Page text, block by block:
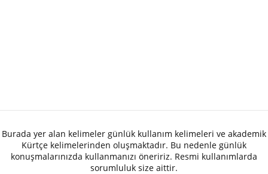
Burada yer alan kelimeler günlük kullanım kelimeleri ve akademik
Kürtçe kelimelerinden oluşmaktadır. Bu nedenle günlük
konuşmalarınızda kullanmanızı öneririz. Resmi kullanımlarda
sorumluluk size aittir.